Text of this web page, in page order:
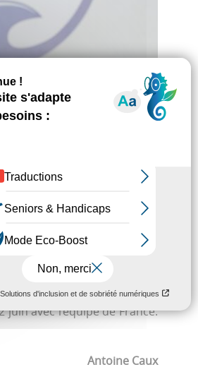
actuel responsable du
continuité de ce qui existe
Malou Douillard et Hugo
avec l’équipe de France.
Antoine Caux